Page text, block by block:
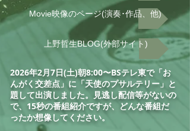
Movie映像のページ(演奏･作品、他)
上野哲生BLOG(外部サイト)
2026年2月7日(土)朝8:00〜BSテレ東で「お
んがく交差点」に「天使のプサルテリー」と
題して出演しました。見逃し配信等がないの
で、15秒の番組紹介ですが、どんな番組だ
ったか想像してください。